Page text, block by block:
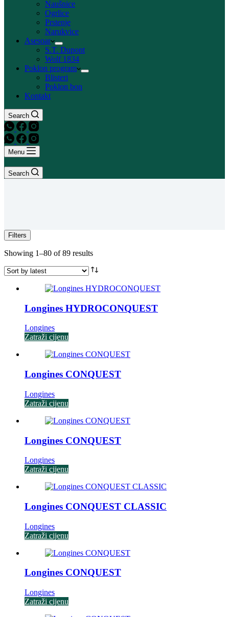
Naušnice
Ogrlice
Prstenje
Narukvice
Asesoar
S.T. Dupont
Wolf 1834
Poklon program
Blisteri
Poklon bon
Kontakt
Search
Menu
Search
Filters
Showing 1–80 of 89 resultsSorted
latest
Longines HYDROCONQUEST
Longines
Zatraži cijenu
Longines CONQUEST
Longines
Zatraži cijenu
Longines CONQUEST
Longines
Zatraži cijenu
Longines CONQUEST CLASSIC
Longines
Zatraži cijenu
Longines CONQUEST
Longines
Zatraži cijenu